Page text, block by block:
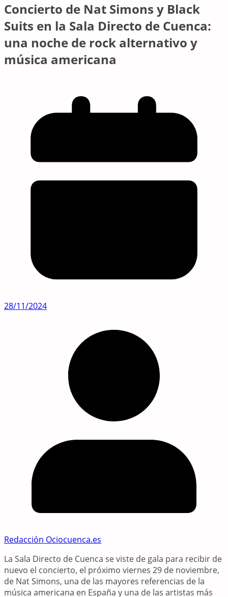
Concierto de Nat Simons y Black
Suits en la Sala Directo de Cuenca:
una noche de rock alternativo y
música americana
28/11/2024
Redacción Ociocuenca.es
La Sala Directo de Cuenca se viste de gala para recibir de
nuevo el concierto, el próximo viernes 29 de noviembre,
de Nat Simons, una de las mayores referencias de la
música americana en España y una de las artistas más